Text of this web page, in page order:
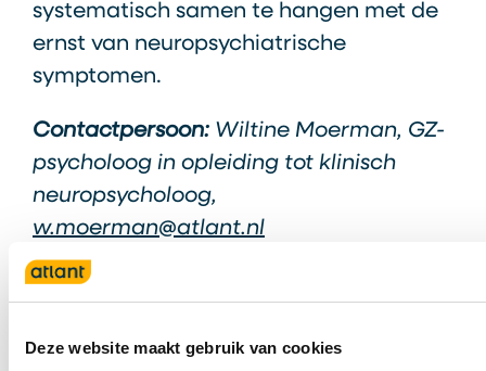
Deze website maakt gebruik van cookies
systematisch samen te hangen met de
ernst van neuropsychiatrische
symptomen.
Contactpersoon: Wiltine Moerman, GZ-
psycholoog in opleiding tot klinisch
neuropsycholoog,
w.moerman@atlant.nl
Samenwerking extern:
Korsakov Expertisecentrum Slingedael